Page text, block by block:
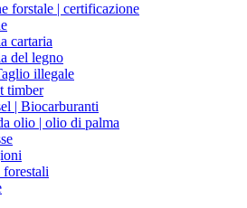
forstale | certificazione
cartaria
del legno
illegale
timber
| Biocarburanti
olio | olio di palma